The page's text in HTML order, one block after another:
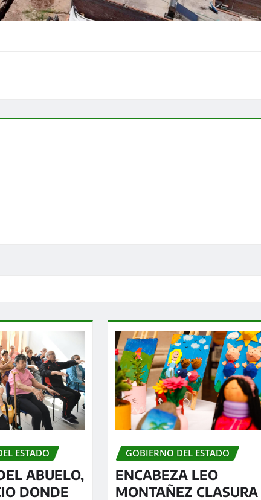
ESTADO
ABUELO,
DONDE
GOBIERNO DEL ESTADO
ENCABEZA LEO
MONTAÑEZ CLASURA